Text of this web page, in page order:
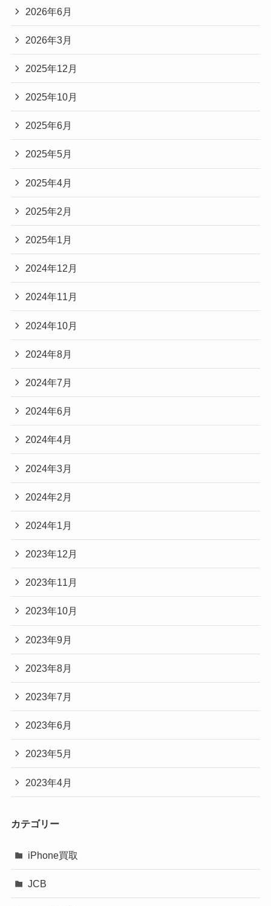
2026年6月
2026年3月
2025年12月
2025年10月
2025年6月
2025年5月
2025年4月
2025年2月
2025年1月
2024年12月
2024年11月
2024年10月
2024年8月
2024年7月
2024年6月
2024年4月
2024年3月
2024年2月
2024年1月
2023年12月
2023年11月
2023年10月
2023年9月
2023年8月
2023年7月
2023年6月
2023年5月
2023年4月
カテゴリー
iPhone買取
JCB